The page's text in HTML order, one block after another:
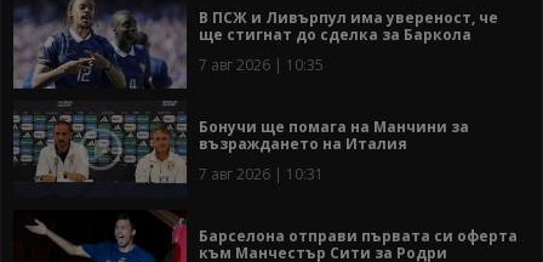
В ПСЖ и Ливърпул има увереност, че
ще стигнат до сделка за Баркола
7 авг 2026 | 10:35
Бонучи ще помага на Манчини за
възраждането на Италия
7 авг 2026 | 10:31
Барселона отправи първата си оферта
към Манчестър Сити за Родри